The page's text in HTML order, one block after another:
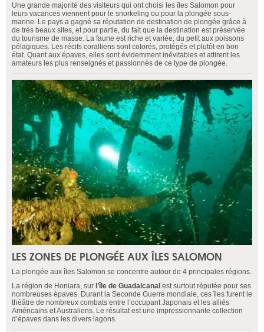
Une grande majorité des visiteurs qui ont choisi les îles Salomon pour
leurs vacances viennent pour le snorkeling ou pour la plongée sous-
marine. Le pays a gagné sa réputation de destination de plongée grâce à
de très beaux sites, et pour partie, du fait que la destination est préservée
du tourisme de masse. La faune est riche et variée, du petit aux poissons
pélagiques. Les récifs coralliens sont colorés, protégés et plutôt en bon
état. Quant aux épaves, elles sont évidemment inévitables et attirent les
amateurs les plus renseignés et passionnés de ce type de plongée.
LES ZONES DE PLONGÉE AUX ÎLES SALOMON
La plongée aux îles Salomon se concentre autour de 4 principales régions.
La région de Honiara, sur l’île de Guadalcanal est surtout réputée pour ses
nombreuses épaves. Durant la Seconde Guerre mondiale, ces îles furent le
théâtre de nombreux combats entre l’occupant Japonais et les alliés
Américains et Australiens. Le résultat est une impressionnante collection
d’épaves dans les divers lagons.